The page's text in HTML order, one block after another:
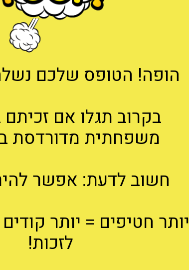
הופה! הטופס שלכם
בקרוב תגלו אם
משפחתית מדורדסת
חשוב לדעת: אפשר
יותר חטיפים = יותר קודים
לזכות!